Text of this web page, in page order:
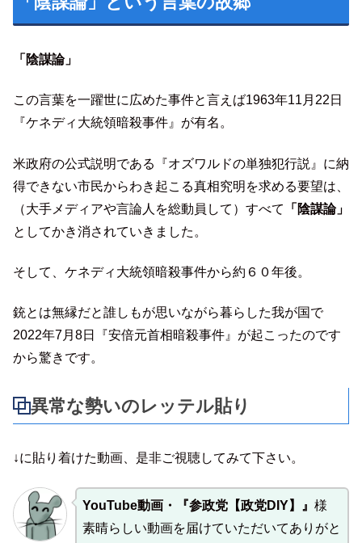
「陰謀論」
この言葉を一躍世に広めた事件と言えば1963年11月22日
『ケネディ大統領暗殺事件』が有名。
米政府の公式説明である『オズワルドの単独犯行説』に納
得できない市民からわき起こる真相究明を求める要望は、
（大手メディアや言論人を総動員して）すべて
「陰謀論」
としてかき消されていきました。
そして、ケネディ大統領暗殺事件から約６０年後。
銃とは無縁だと誰しもが思いながら暮らした我が国で
2022年7月8日『安倍元首相暗殺事件』が起こったのです
から驚きです。
異常な勢いのレッテル貼り
↓に貼り着けた動画、是非ご視聴してみて下さい。
YouTube動画・『参政党【政党DIY】』 様
素晴らしい動画を届けていただいてありがと